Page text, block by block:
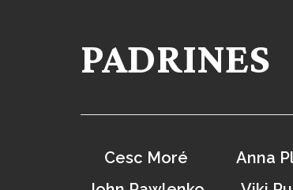
PADRINES
Cesc Moré
Anna